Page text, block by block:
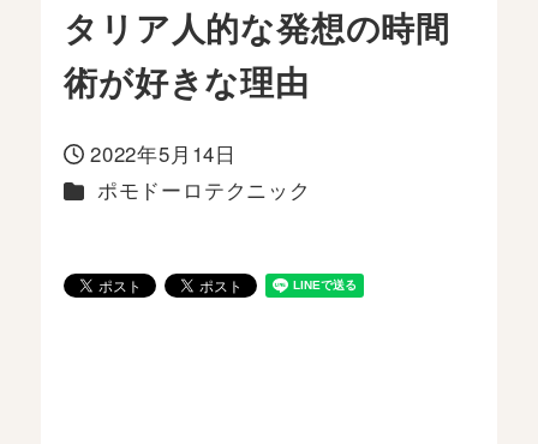
タリア人的な発想の時間
術が好きな理由
投稿日
2022年5月14日
カテゴリー
ポモドーロテクニック